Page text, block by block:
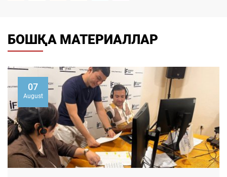
БОШҚА МАТЕРИАЛЛАР
07
August